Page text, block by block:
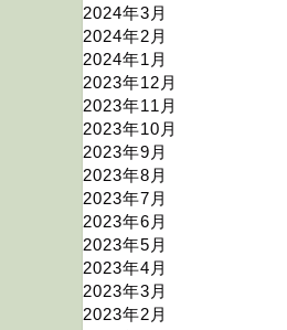
2024年3月
2024年2月
2024年1月
2023年12月
2023年11月
2023年10月
2023年9月
2023年8月
2023年7月
2023年6月
2023年5月
2023年4月
2023年3月
2023年2月